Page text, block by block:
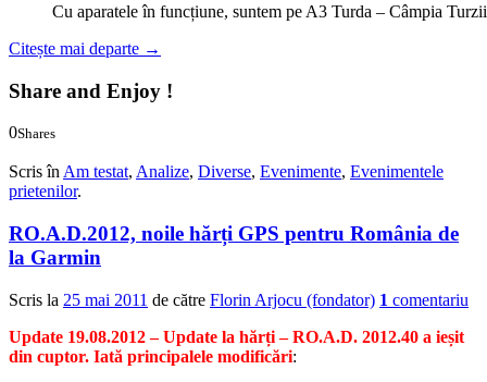
Cu aparatele în funcțiune, suntem pe A3 Turda – Câmpia Turzii
Citește mai departe →
Share and Enjoy !
0Shares
Scris în Am testat, Analize, Diverse, Evenimente, Evenimentele
prietenilor.
RO.A.D.2012, noile hărți GPS pentru România de
la Garmin
Scris la 25 mai 2011 de către Florin Arjocu (fondator) 1 comentariu
Update 19.08.2012 – Update la hărți – RO.A.D. 2012.40 a ieșit
din cuptor. Iată principalele modificări: